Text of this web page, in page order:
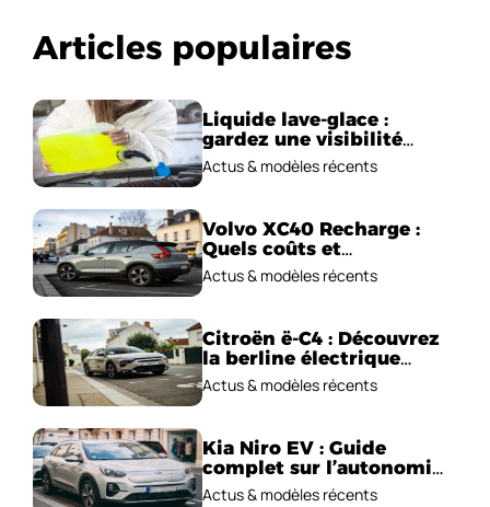
Articles populaires
Liquide lave-glace :
gardez une visibilité
parfaite en voiture
Actus & modèles récents
Volvo XC40 Recharge :
Quels coûts et
performances
électriques ?
Actus & modèles récents
Citroën ë-C4 : Découvrez
la berline électrique
emblématique!
Actus & modèles récents
Kia Niro EV : Guide
complet sur l’autonomie
et le prix !
Actus & modèles récents